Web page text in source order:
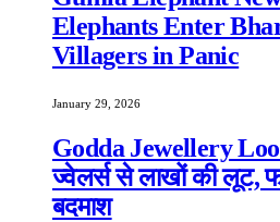
Elephants Enter
Villagers in Panic
January 29, 2026
Godda Jewellery
ज्वेलर्स से लाखों की लूट,
बदमाश